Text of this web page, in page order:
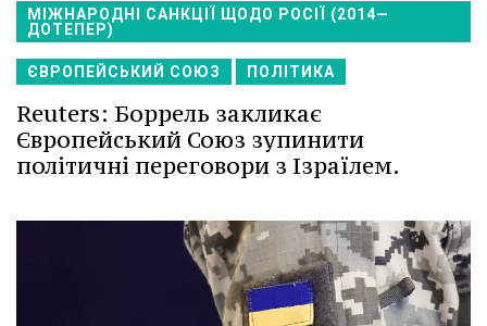
МІЖНАРОДНІ САНКЦІЇ ЩОДО РОСІЇ (2014—
ДОТЕПЕР)
ЄВРОПЕЙСЬКИЙ СОЮЗ ПОЛІТИКА
Reuters: Боррель закликає
Європейський Союз зупинити
політичні переговори з Ізраїлем.